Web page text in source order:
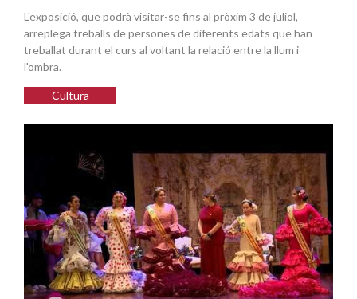
L'exposició, que podrà visitar-se fins al pròxim 3 de juliol,
arreplega treballs de persones de diferents edats que han
treballat durant el curs al voltant la relació entre la llum i
l'ombra.
Cultura